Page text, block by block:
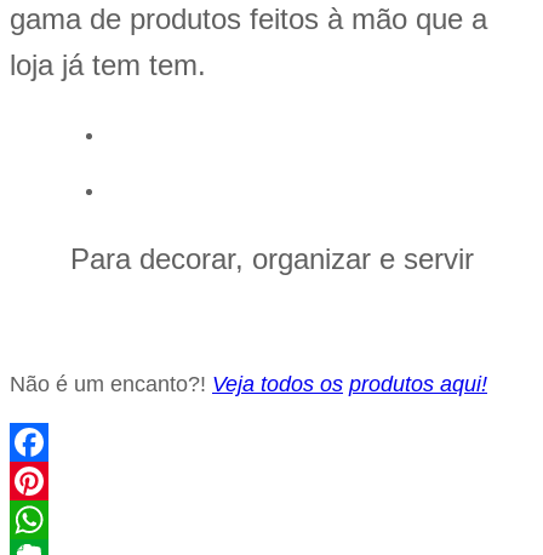
gama de produtos feitos à mão que a
loja já tem tem.
Para decorar, organizar e servir
Não é um encanto?! Veja todos os produtos aqui!
Facebook
Pinterest